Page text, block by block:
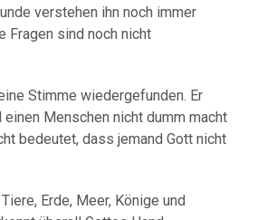
verstehen ihn noch immer
Fragen sind noch nicht
Stimme wiedergefunden. Er
Menschen nicht dumm macht
bedeutet, dass jemand Gott nicht
Erde, Meer, Könige und